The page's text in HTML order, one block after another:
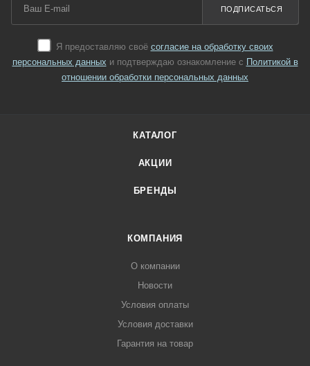
Я предоставляю своё согласие на обработку своих
персональных данных и подтверждаю ознакомление с Политикой в
отношении обработки персональных данных
ПОДПИСАТЬСЯ
КАТАЛОГ
АКЦИИ
БРЕНДЫ
КОМПАНИЯ
О компании
Новости
Условия оплаты
Условия доставки
Гарантия на товар